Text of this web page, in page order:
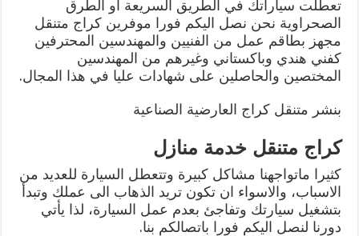
تعطلت سياراتك في الطريق السريعة او الطرق
الصحراوية نحن نصل اليكم فورا موفرين كراج متنقل
مجهز بطاقم عمل من الفنيين والمهندسين المحترفين
كفني هندي وباكستاني وغيرهم من المهندسين
المختصين والحاصلين على شهادات عليا في هذا المجال.
بنشر متنقل كراج العارضية الصناعية
كراج متنقل خدمة منازل
كثيرا ماتواجهنا مشاكل كبيرة وتتعطل السيارة للعديد من
الاسباب، والاسواء ان تكون تريد الذهاب الى عملك وتبدأ
بتشغيل سيارتك وتفاجئ بعدم عمل السيارة، لذا يأتي
دورنا لنصل اليكم فورا باتصالكم بنا.